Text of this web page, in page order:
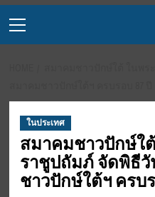
Menu
ในประเทศ
สมาคมชาวปักษ์ใ
ราชูปถัมภ์ จัดพิธี
ชาวปักษ์ใต้ฯ ครบ